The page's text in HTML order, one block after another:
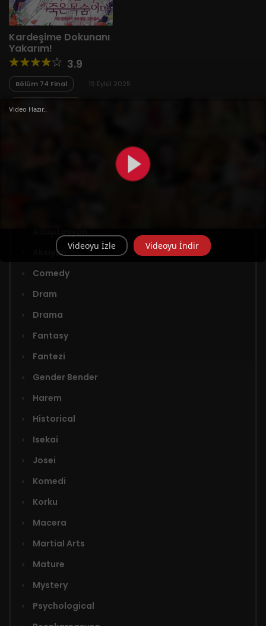
Kardeşime Dokunanı
Yakarım!
3.9
Bölüm 74 Final 19 Eylül 2025
Bölüm 74 2.
Sezon Finali
Aksiyon
Comedy
Dram
Drama
Fantasy
Fantezi
Gender Bender
Harem
Historical
Isekai
Josei
Komedi
Korku
Macera
Martial Arts
Mature
Mystery
Psychological
Video Hazır..
Videoyu İzle Videoyu İndir